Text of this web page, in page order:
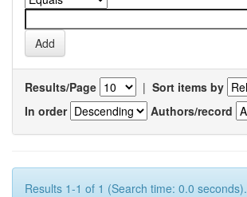
Results/Page | Sort items by
In order
Authors/record
Results 1-1 of 1 (Search time: 0.0 seconds).